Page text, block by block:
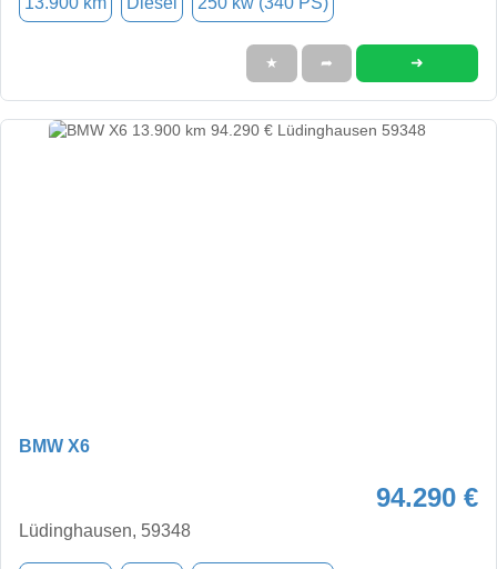
★ ➦ ➜
BMW X6
94.290 €
Lüdinghausen, 59348